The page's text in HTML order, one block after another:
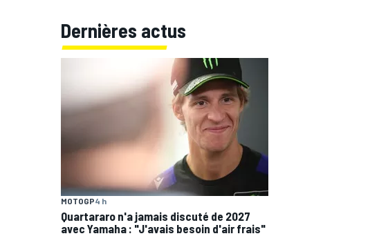
Dernières actus
MOTOGP4 h
Quartararo n'a jamais discuté de 2027
avec Yamaha : "J'avais besoin d'air frais"